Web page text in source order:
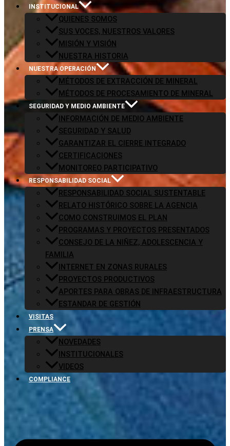
INSTITUCIONAL
QUIENES SOMOS
SUS VOCES, NUESTROS VALORES
MISIÓN Y VISIÓN
NUESTRA HISTORIA
NUESTRA OPERACIÓN
MÉTODOS DE EXTRACCIÓN DE MINERAL
MÉTODOS DE PROCESAMIENTO DE MINERAL
SEGURIDAD Y MEDIO AMBIENTE
INFORMACIÓN DE MEDIO AMBIENTE
SEGURIDAD Y SALUD
GARANTIZAR EL CIERRE INTEGRADO
CERTIFICACIONES
MONITOREO PARTICIPATIVO
RESPONSABILIDAD SOCIAL
RESPONSABILIDAD SOCIAL SUSTENTABLE
RELATO HISTÓRICO SOBRE LA AGENCIA
COMO CONSTRUIMOS EL PLAN
PROGRAMAS Y PROYECTOS PRESENTADOS
CONSEJO DE LA NIÑEZ, ADOLESCENCIA Y
FAMILIA
INTERNET EN ZONAS RURALES
PROYECTOS PRODUCTIVOS
APORTES PARA OBRAS DE INFRAESTRUCTURA
ESTANDAR DE GESTIÓN
VISITAS
PRENSA
NOVEDADES
INSTITUCIONALES
VIDEOS
COMPLIANCE